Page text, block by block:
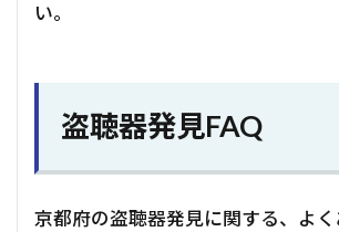
い。
盗聴器発見FAQ
京都府の盗聴器発見に関する、よ